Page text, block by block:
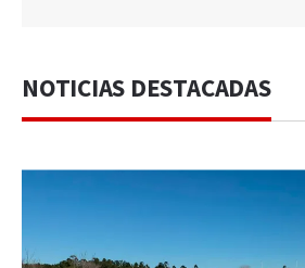
NOTICIAS DESTACADAS